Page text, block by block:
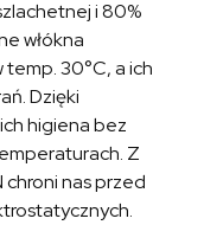
i 80%
włókna
30°C, a ich
Dzięki
higiena bez
Z
chroni nas przed